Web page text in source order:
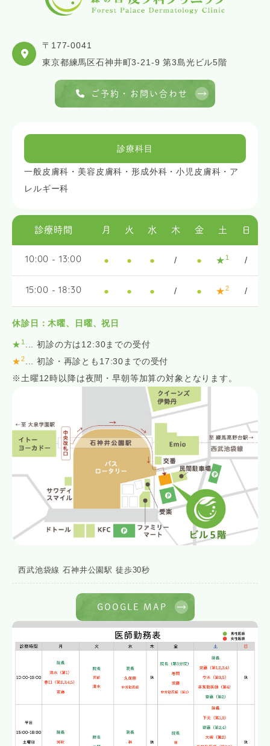
〒177-0041
東京都練馬区石神井町3-21-9 第3島光ビル5階
ご予約・お問い合わせ
診療科目
一般皮膚科・美容皮膚科・形成外科・小児皮膚科・ア
レルギー科
診療時間 月 火 水 木 金 土 日
10:00 - 13:00 ● ● ● / ● ★ 1 /
15:00 - 18:30 ● ● ● / ● ★2 /
休診日：木曜、日曜、祝日
★ 1
... 初診の方は12:30までの受付
★2
... 初診・再診とも17:30までの受付
※土曜12時以降は夜間・早朝等加算の対象となります。
西武池袋線 石神井公園駅 徒歩30秒
GOOGLE MAP